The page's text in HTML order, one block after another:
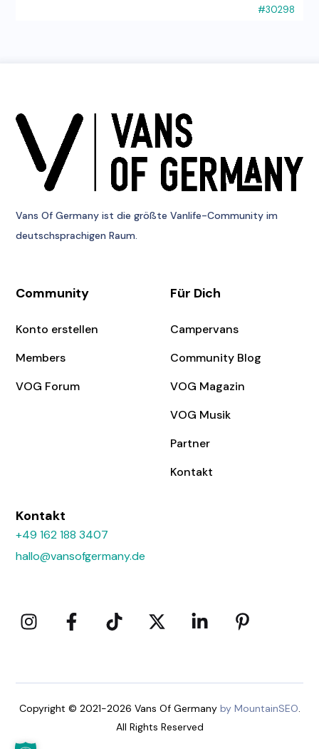
#30298
Vans Of Germany ist die größte Vanlife-Community im
deutschsprachigen Raum.
Community
Konto erstellen
Members
VOG Forum
Für Dich
Campervans
Community Blog
VOG Magazin
VOG Musik
Partner
Kontakt
Kontakt
+49 162 188 3407
hallo@vansofgermany.de
Copyright © 2021-2026 Vans Of Germany by MountainSEO.
All Rights Reserved